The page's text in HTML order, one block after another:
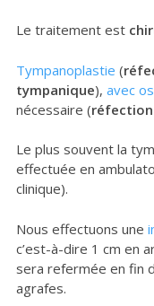
Le traitement est
Tympanoplastie (
tympanique), avec
nécessaire (
Le plus souvent la
effectuée en
clinique).
Nous effectuons une
c’est-à-dire 1 cm en
sera refermée en fin
agrafes.